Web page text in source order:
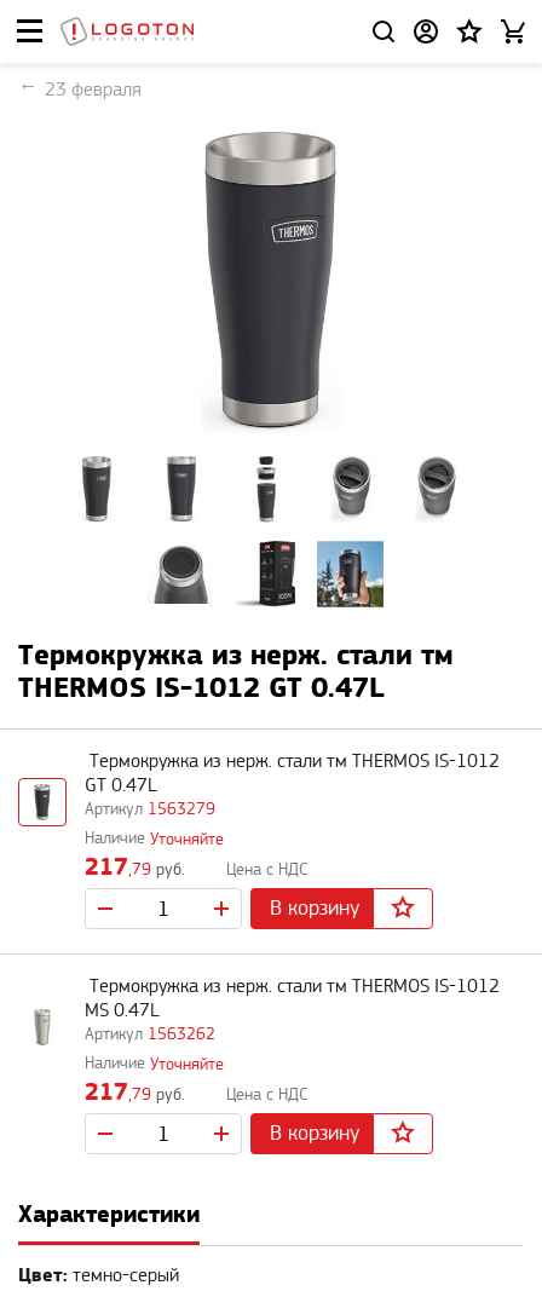
23 февраля
Термокружка из нерж. стали тм
THERMOS IS-1012 GT 0.47L
1563279
Термокружка из нерж. стали тм THERMOS IS-1012
GT 0.47L
Уточняйте
217,79 руб.
В корзину
1563262
Термокружка из нерж. стали тм THERMOS IS-1012
MS 0.47L
Уточняйте
217,79 руб.
В корзину
Характеристики
Цвет: темно-серый